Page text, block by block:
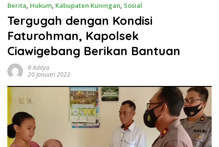
Berita, Hukum, Kabupaten Kuningan, Sosial
Tergugah dengan Kondisi
Faturohman, Kapolsek
Ciawigebang Berikan Bantuan
R Aditya
20 Januari 2022